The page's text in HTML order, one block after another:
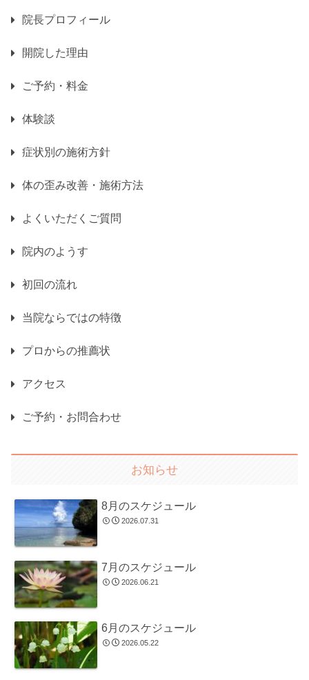
院長プロフィール
開院した理由
ご予約・料金
体験談
症状別の施術方針
体の歪み改善・施術方法
よくいただくご質問
院内のようす
初回の流れ
当院ならではの特徴
プロからの推薦状
アクセス
ご予約・お問合わせ
お知らせ
8月のスケジュール
2026.07.31
7月のスケジュール
2026.06.21
6月のスケジュール
2026.05.22